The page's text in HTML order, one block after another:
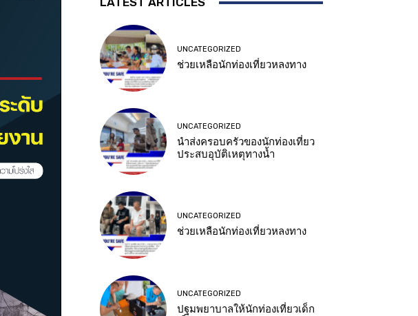
UNCATEGORIZED
ช่วยเหลือนักท่องเที่ยวหลงทาง
UNCATEGORIZED
นำส่งครอบครัวของนักท่องเที่ยว
ประสบอุบัติเหตุทางน้ำ
UNCATEGORIZED
ช่วยเหลือนักท่องเที่ยวหลงทาง
UNCATEGORIZED
ปฐมพยาบาลให้นักท่องเที่ยวเด็ก